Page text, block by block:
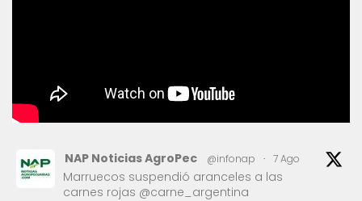
NAP Noticias AgroPec @infonap · 7 Ago
Marruecos suspendió aranceles a las
carnes rojas @carne_argentina